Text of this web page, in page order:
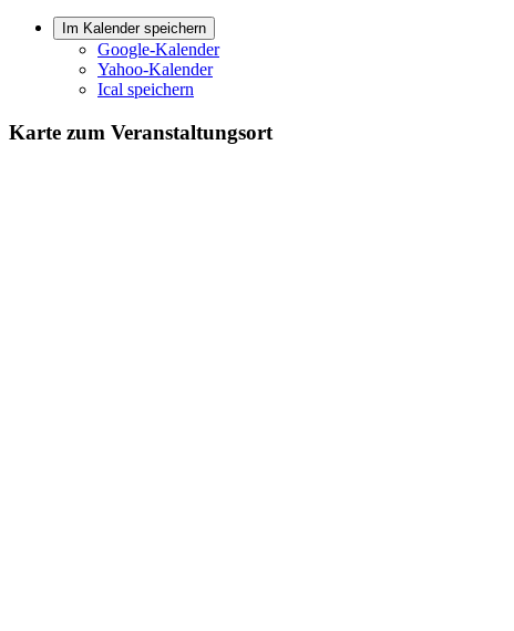
Im Kalender speichern
Google-Kalender
Yahoo-Kalender
Ical speichern
Karte zum Veranstaltungsort